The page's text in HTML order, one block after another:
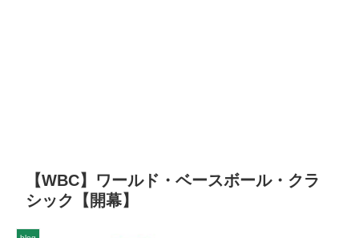
【WBC】ワールド・ベースボール・クラ
シック【開幕】